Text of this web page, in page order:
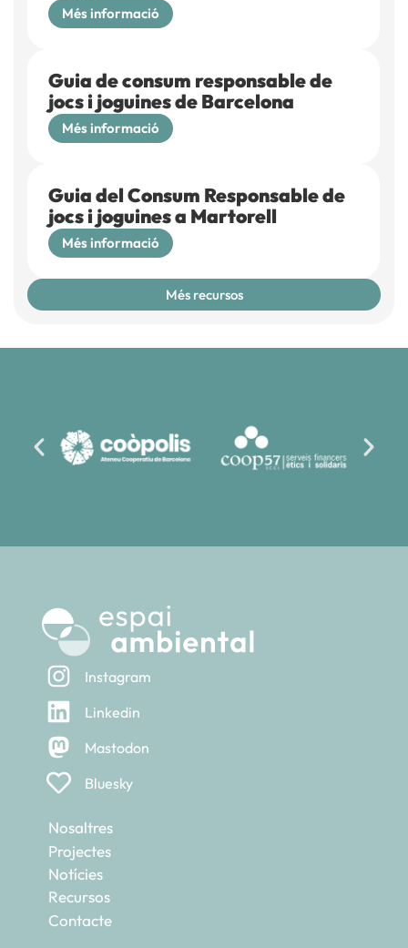
Més informació
Guia de consum responsable de
jocs i joguines de Barcelona
Més informació
Guia del Consum Responsable de
jocs i joguines a Martorell
Més informació
Més recursos
Instagram
Linkedin
Mastodon
Bluesky
Nosaltres
Projectes
Notícies
Recursos
Contacte